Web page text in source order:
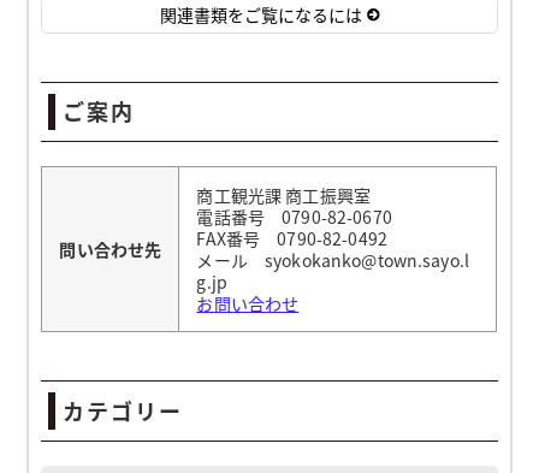
関連書類をご覧になるには
ご案内
問い合わせ先
商工観光課 商工振興室
電話番号 0790-82-0670
FAX番号 0790-82-0492
メール syokokanko@town.sayo.l
g.jp
お問い合わせ
カテゴリー